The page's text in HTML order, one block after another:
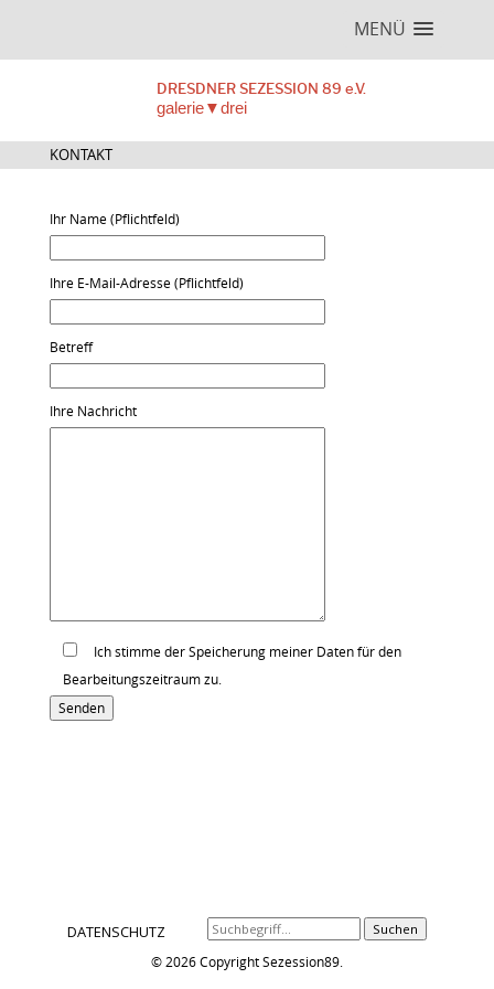
MENÜ
DRESDNER SEZESSION 89 e.V.
galerie▼drei
KONTAKT
Ihr Name (Pflichtfeld)
Ihre E-Mail-Adresse (Pflichtfeld)
Betreff
Ihre Nachricht
Ich stimme der Speicherung meiner Daten für den
Bearbeitungszeitraum zu.
DATENSCHUTZ Suchen
© 2026 Copyright Sezession89.